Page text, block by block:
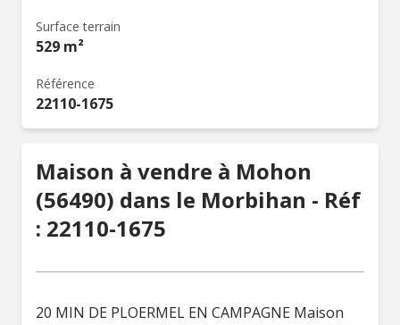
Surface terrain
529 m²
Référence
22110-1675
Maison à vendre à Mohon
(56490) dans le Morbihan - Réf
: 22110-1675
20 MIN DE PLOERMEL EN CAMPAGNE Maison